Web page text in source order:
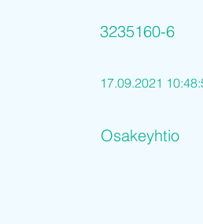
3235160-6
17.09.2021
Osakeyhtio